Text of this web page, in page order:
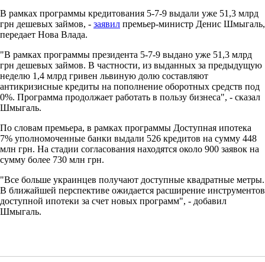
В рамках программы кредитования 5-7-9 выдали уже 51,3 млрд
грн дешевых займов, - заявил премьер-министр Денис Шмыгаль,
передает Нова Влада.
"В рамках программы президента 5-7-9 выдано уже 51,3 млрд
грн дешевых займов. В частности, из выданных за предыдущую
неделю 1,4 млрд гривен львиную долю составляют
антикризисные кредиты на пополнение оборотных средств под
0%. Программа продолжает работать в пользу бизнеса", - сказал
Шмыгаль.
По словам премьера, в рамках программы Доступная ипотека
7% уполномоченные банки выдали 526 кредитов на сумму 448
млн грн. На стадии согласования находятся около 900 заявок на
сумму более 730 млн грн.
"Все больше украинцев получают доступные квадратные метры.
В ближайшей перспективе ожидается расширение инструментов
доступной ипотеки за счет новых программ", - добавил
Шмыгаль.